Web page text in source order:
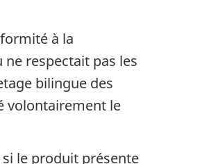
à la
respectait pas les
bilingue des
volontairement le
le produit présente